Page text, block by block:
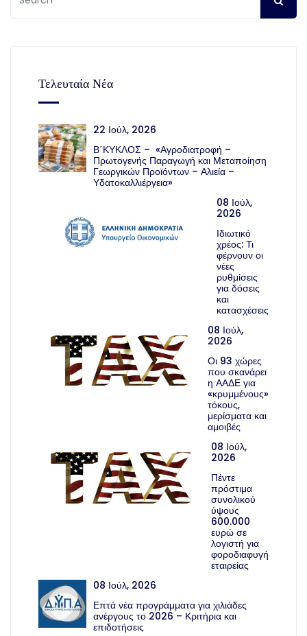
Τελευταία Νέα
22 Ιούλ, 2026
Β΄ΚΥΚΛΟΣ – «Αγροδιατροφή –
Πρωτογενής Παραγωγή και Μεταποίηση
Γεωργικών Προϊόντων – Αλιεία –
Υδατοκαλλιέργεια»
08 Ιούλ,
2026
Ιδιωτικό
χρέος: Τι
φέρνουν οι
νέες
ρυθμίσεις
για δόσεις
και
κατασχέσεις
08 Ιούλ,
2026
Οι 93 χώρες
που σκανάρει
η ΑΑΔΕ για
«κρυμμένους»
τόκους,
μερίσματα και
αμοιβές
08 Ιούλ,
2026
Πέντε
πρόστιμα
συνολικού
ύψους
600.000
ευρώ σε
λογιστή για
φοροδιαφυγή
εταιρείας
08 Ιούλ, 2026
Επτά νέα προγράμματα για χιλιάδες
ανέργους το 2026 – Κριτήρια και
επιδοτήσεις